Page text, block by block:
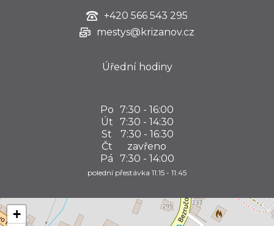
+420 566 543 295
mestys@krizanov.cz
Úřední hodiny
Po 7:30 - 16:00
Út
7:30 - 14:30
St
7:30 - 16:30
Čt
zavřeno
Pá
7:30 - 14:00
polední přestávka 11:15 - 11:45
+